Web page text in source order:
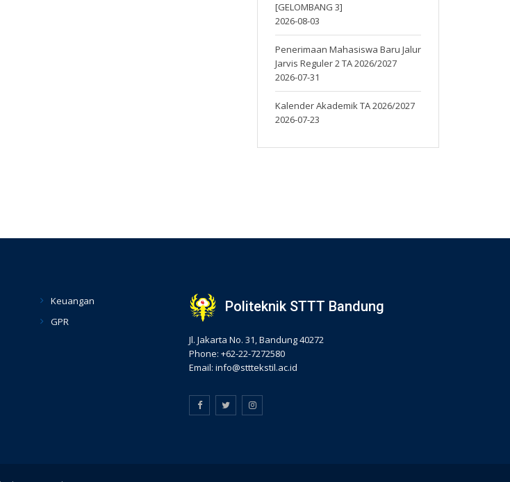
[GELOMBANG 3]
2026-08-03
Penerimaan Mahasiswa Baru Jalur
Jarvis Reguler 2 TA 2026/2027
2026-07-31
Kalender Akademik TA 2026/2027
2026-07-23
Keuangan
GPR
Politeknik STTT Bandung
Jl. Jakarta No. 31, Bandung 40272
Phone: +62-22-7272580
Email: info@stttekstil.ac.id